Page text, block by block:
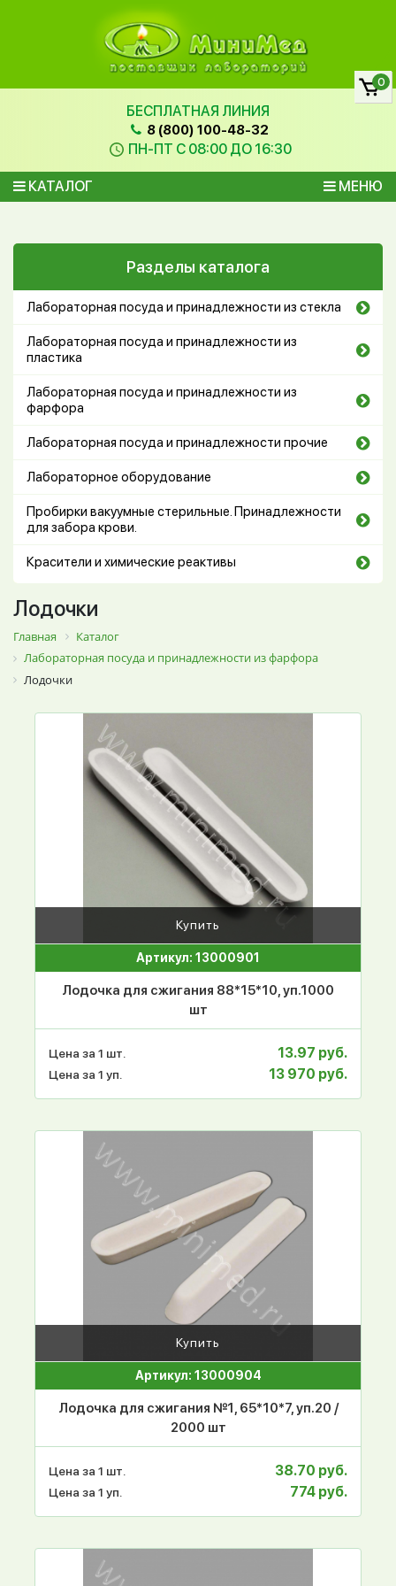
БЕСПЛАТНАЯ ЛИНИЯ
8 (800) 100-48-32
ПН-ПТ С 08:00 ДО 16:30
КАТАЛОГ МЕНЮ
0
Разделы каталога
Лабораторная посуда и принадлежности из стекла
Лабораторная посуда и принадлежности из
пластика
Лабораторная посуда и принадлежности из
фарфора
Лабораторная посуда и принадлежности прочие
Лабораторное оборудование
Пробирки вакуумные стерильные. Принадлежности
для забора крови.
Красители и химические реактивы
Лодочки
Главная
Каталог
Лабораторная посуда и принадлежности из фарфора
Лодочки
Купить
Артикул: 13000901
Лодочка для сжигания 88*15*10, уп.1000
шт
Цена за 1 шт. 13.97 руб.
Цена за 1 уп. 13 970 руб.
Купить
Артикул: 13000904
Лодочка для сжигания №1, 65*10*7, уп.20 /
2000 шт
Цена за 1 шт. 38.70 руб.
Цена за 1 уп. 774 руб.